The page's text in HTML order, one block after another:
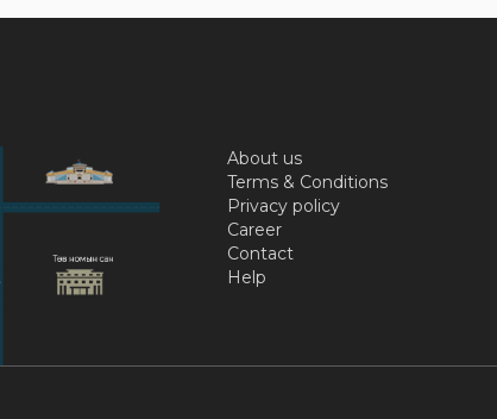
About us
Terms & Conditions
Privacy policy
Career
Contact
Help